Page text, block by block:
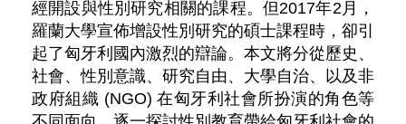
經開設與性別研究相關的課程。但2017年2月，
羅蘭大學宣佈增設性別研究的碩士課程時，卻引
起了匈牙利國內激烈的辯論。本文將分從歷史、
社會、性別意識、研究自由、大學自治、以及非
政府組織 (NGO) 在匈牙利社會所扮演的角色等